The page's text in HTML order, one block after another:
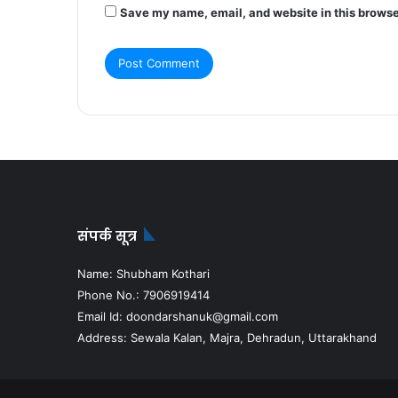
Save my name, email, and website in this
संपर्क सूत्र
Name: Shubham Kothari
Phone No.: 7906919414
Email Id: doondarshanuk@gmail.com
Address: Sewala Kalan, Majra, Dehradun, Uttarakhand